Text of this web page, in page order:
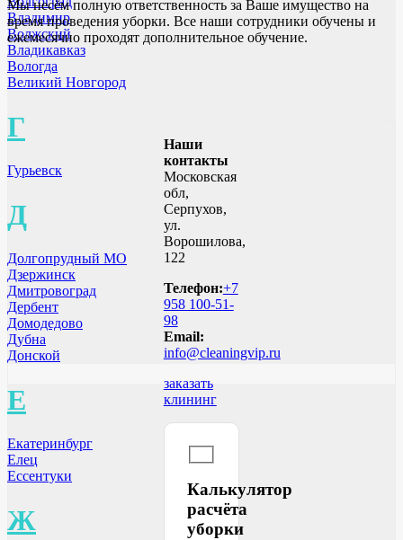
Владимир
Волжский
Владикавказ
Вологда
Великий Новгород
Г
Гурьевск
Д
Долгопрудный МО
Дзержинск
Дмитровоград
Дербент
Домодедово
Дубна
Донской
Е
Екатеринбург
Елец
Ессентуки
Ж
Мы несём полную ответственность за Ваше имущество на
время проведения уборки. Все наши сотрудники обучены и
ежемесячно проходят дополнительное обучение.
Наши
контакты
Московская
обл,
Серпухов,
ул.
Ворошилова,
122
Телефон:+7
958 100-51-
98
Email:
info@cleaningvip.ru
заказать
клининг
Калькулятор
расчёта
уборки